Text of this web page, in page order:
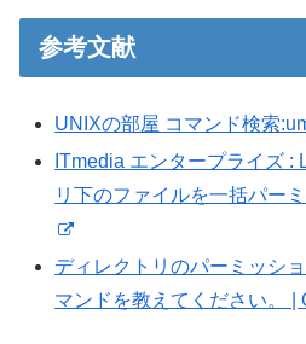
参考文献
UNIXの部屋 コマンド検索
ITmedia エンタープライズ :
リ下のファイルを一括パー
ディレクトリのパーミッシ
マンドを教えてください。 |